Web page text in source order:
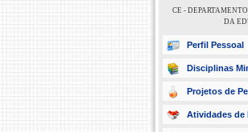
CE -
DA
Perfil Pessoal
Disciplinas
Projetos de
Atividades de